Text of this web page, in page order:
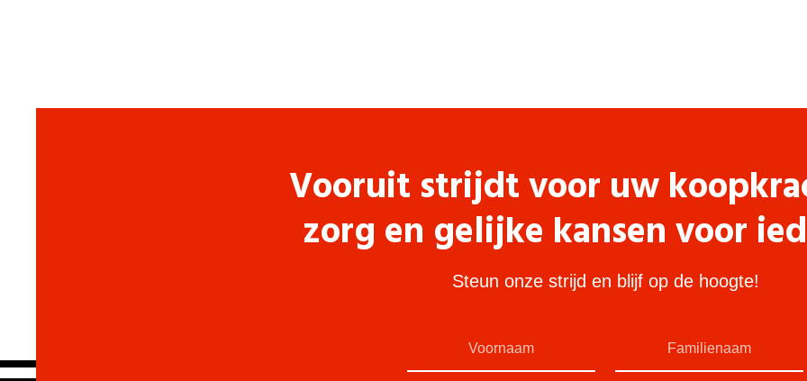
Vooruit strijdt voor uw
zorg en gelijke kansen voor
Steun onze strijd en blijf op de hoogte!